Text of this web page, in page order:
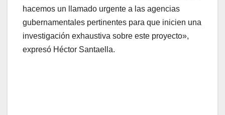
hacemos un llamado urgente a las agencias
gubernamentales pertinentes para que inicien una
investigación exhaustiva sobre este proyecto»,
expresó Héctor Santaella.